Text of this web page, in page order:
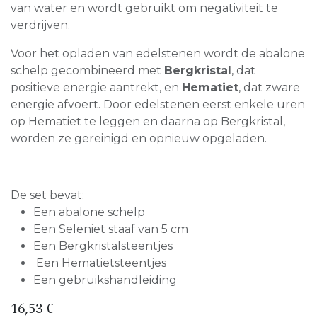
van water en wordt gebruikt om negativiteit te
verdrijven.
Voor het opladen van edelstenen wordt de abalone
schelp gecombineerd met Bergkristal, dat
positieve energie aantrekt, en Hematiet, dat zware
energie afvoert. Door edelstenen eerst enkele uren
op Hematiet te leggen en daarna op Bergkristal,
worden ze gereinigd en opnieuw opgeladen.
De set bevat:
Een abalone schelp
Een Seleniet staaf van 5 cm
Een Bergkristalsteentjes
Een Hematietsteentjes
Een gebruikshandleiding
16,53€